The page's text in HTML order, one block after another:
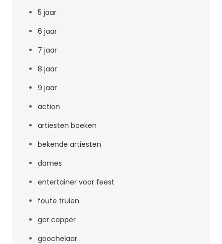
5 jaar
6 jaar
7 jaar
8 jaar
9 jaar
action
artiesten boeken
bekende artiesten
dames
entertainer voor feest
foute truien
ger copper
goochelaar